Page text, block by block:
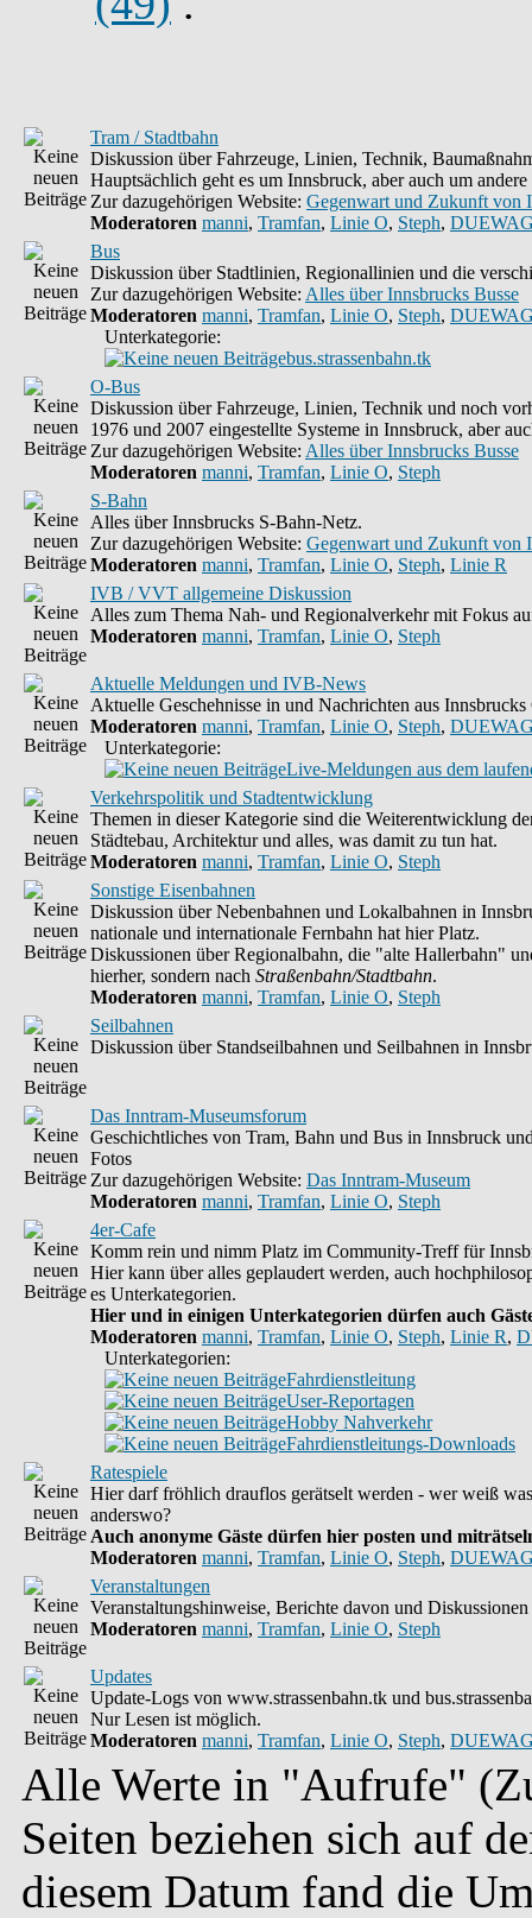
Tram / Stadtbahn
Diskussion über Fahrzeuge, Linien, Technik,
Hauptsächlich geht es um Innsbruck, aber auch um andere
Zur dazugehörigen Website: Gegenwart und Zukunft von
Moderatoren manni, Tramfan, Linie O, Steph,
Bus
Diskussion über Stadtlinien, Regionallinien und die
Zur dazugehörigen Website: Alles über Innsbrucks Busse
Moderatoren manni, Tramfan, Linie O, Steph,
Unterkategorie:
bus.strassenbahn.tk
O-Bus
Diskussion über Fahrzeuge, Linien, Technik und noch
1976 und 2007 eingestellte Systeme in Innsbruck, aber
Zur dazugehörigen Website: Alles über Innsbrucks Busse
Moderatoren manni, Tramfan, Linie O, Steph
S-Bahn
Alles über Innsbrucks S-Bahn-Netz.
Zur dazugehörigen Website: Gegenwart und Zukunft von
Moderatoren manni, Tramfan, Linie O, Steph, Linie R
IVB / VVT allgemeine Diskussion
Alles zum Thema Nah- und Regionalverkehr mit Fokus
Moderatoren manni, Tramfan, Linie O, Steph
Aktuelle Meldungen und IVB-News
Aktuelle Geschehnisse in und Nachrichten aus
Moderatoren manni, Tramfan, Linie O, Steph,
Unterkategorie:
Live-Meldungen aus dem
Verkehrspolitik und Stadtentwicklung
Themen in dieser Kategorie sind die Weiterentwicklung
Städtebau, Architektur und alles, was damit zu tun hat.
Moderatoren manni, Tramfan, Linie O, Steph
Sonstige Eisenbahnen
Diskussion über Nebenbahnen und Lokalbahnen in
nationale und internationale Fernbahn hat hier Platz.
Diskussionen über Regionalbahn, die "alte Hallerbahn"
hierher, sondern nach Straßenbahn/Stadtbahn.
Moderatoren manni, Tramfan, Linie O, Steph
Seilbahnen
Diskussion über Standseilbahnen und Seilbahnen in
Das Inntram-Museumsforum
Geschichtliches von Tram, Bahn und Bus in Innsbruck
Fotos
Zur dazugehörigen Website: Das Inntram-Museum
Moderatoren manni, Tramfan, Linie O, Steph
4er-Cafe
Komm rein und nimm Platz im Community-Treff für
Hier kann über alles geplaudert werden, auch
es Unterkategorien.
Hier und in einigen Unterkategorien dürfen auch
Moderatoren manni, Tramfan, Linie O, Steph, Linie R,
Unterkategorien:
Fahrdienstleitung
User-Reportagen
Hobby Nahverkehr
Fahrdienstleitungs-Downloads
Ratespiele
Hier darf fröhlich drauflos gerätselt werden - wer weiß
anderswo?
Auch anonyme Gäste dürfen hier posten und
Moderatoren manni, Tramfan, Linie O, Steph,
Veranstaltungen
Veranstaltungshinweise, Berichte davon und Diskussionen
Moderatoren manni, Tramfan, Linie O, Steph
Updates
Update-Logs von www.strassenbahn.tk und
Nur Lesen ist möglich.
Moderatoren manni, Tramfan, Linie O, Steph,
Alle Werte in "Aufrufe"
Seiten beziehen sich auf
diesem Datum fand die